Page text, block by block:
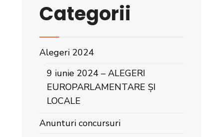
Categorii
Alegeri 2024
9 iunie 2024 – ALEGERI
EUROPARLAMENTARE ȘI
LOCALE
Anunturi concursuri